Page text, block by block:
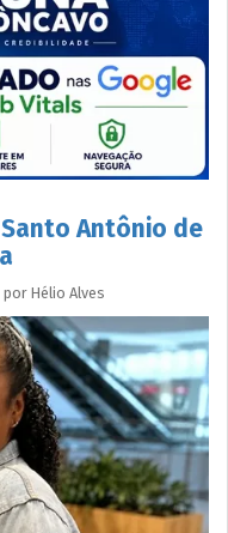
Antônio de
porHélio Alves